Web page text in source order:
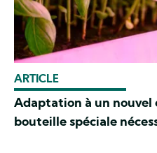
ARTICLE
Adaptation à un nouvel
bouteille spéciale